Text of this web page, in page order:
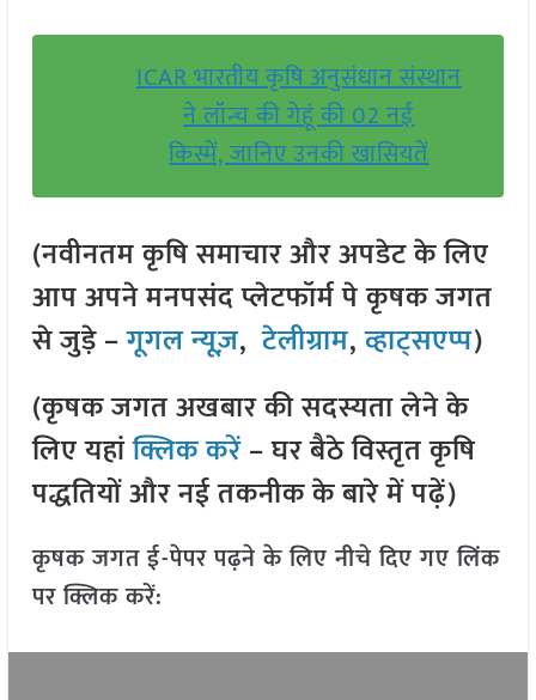
ICAR भारतीय कृषि अनुसंधान संस्थान
ने लॉन्च की गेहूं की 02 नई
किस्में, जानिए उनकी खासियतें
(नवीनतम कृषि समाचार और अपडेट के लिए
आप अपने मनपसंद प्लेटफॉर्म पे कृषक जगत
से जुड़े –गूगल न्यूज़,टेलीग्राम,व्हाट्सएप्प)
(कृषक जगत अखबार की सदस्यता लेने के
लिए यहांक्लिक करें– घर बैठे विस्तृत कृषि
पद्धतियों और नई तकनीक के बारे में पढ़ें)
कृषक जगत ई-पेपर पढ़ने के लिए नीचे दिए गए लिंक
पर क्लिक करें: